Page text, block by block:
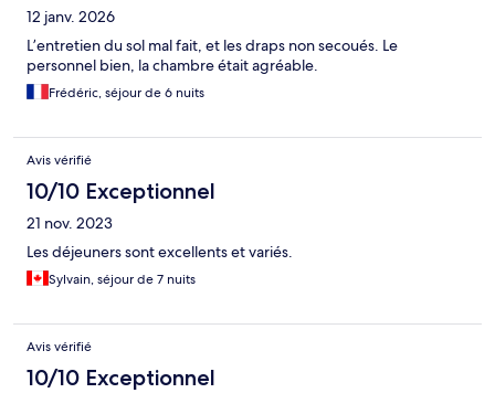
12 janv. 2026
L’entretien du sol mal fait, et les draps non secoués. Le
personnel bien, la chambre était agréable.
Frédéric, séjour de 6 nuits
Avis vérifié
10/10 Exceptionnel
21 nov. 2023
Les déjeuners sont excellents et variés.
Sylvain, séjour de 7 nuits
Avis vérifié
10/10 Exceptionnel